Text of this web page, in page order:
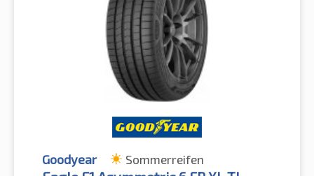
Goodyear Sommerreifen